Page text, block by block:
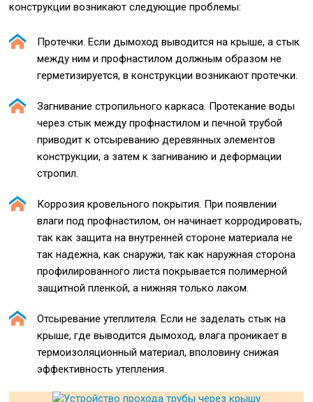
конструкции возникают следующие проблемы:
Протечки. Если дымоход выводится на крыше, а стык
между ним и профнастилом должным образом не
герметизируется, в конструкции возникают протечки.
Загнивание стропильного каркаса. Протекание воды
через стык между профнастилом и печной трубой
приводит к отсыреванию деревянных элементов
конструкции, а затем к загниванию и деформации
стропил.
Коррозия кровельного покрытия. При появлении
влаги под профнастилом, он начинает корродировать,
так как защита на внутренней стороне материала не
так надежна, как снаружи, так как наружная сторона
профилированного листа покрывается полимерной
защитной пленкой, а нижняя только лаком.
Отсыревание утеплителя. Если не заделать стык на
крыше, где выводится дымоход, влага проникает в
термоизоляционный материал, вполовину снижая
эффективность утепления.